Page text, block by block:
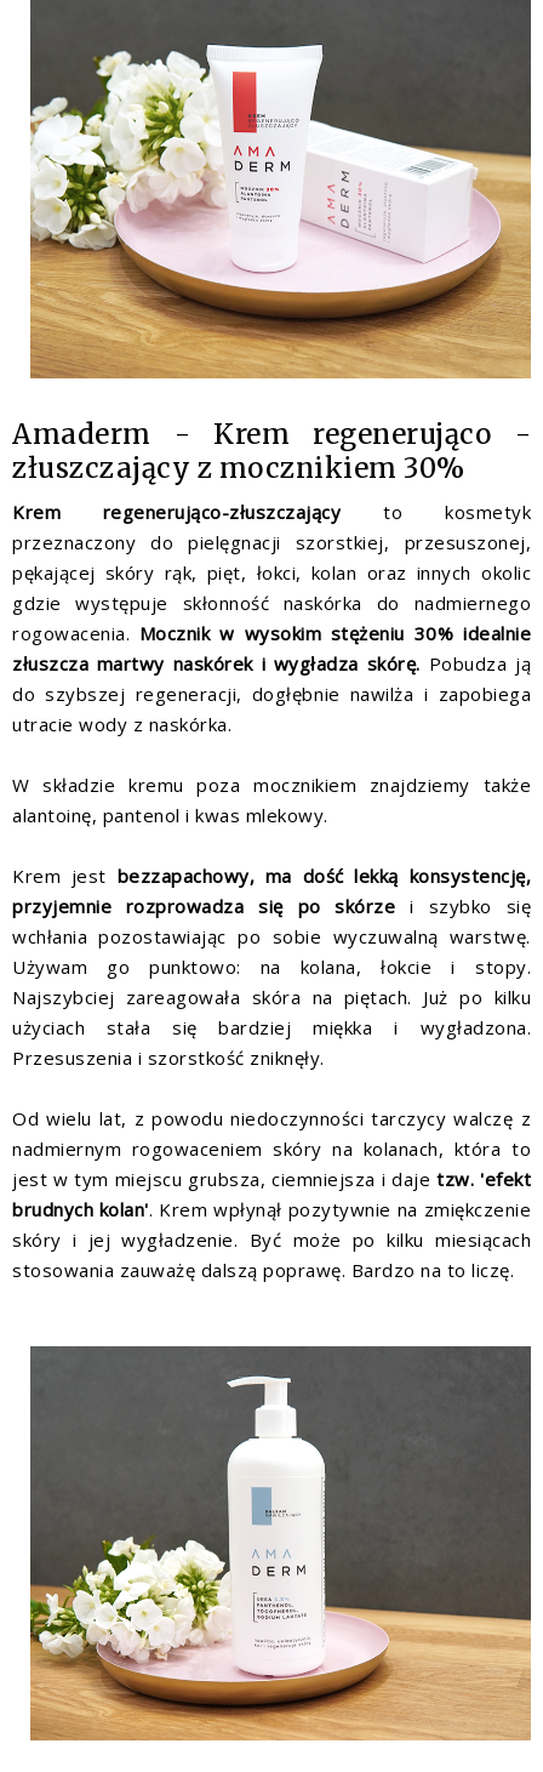
Amaderm - Krem regenerująco -
złuszczający z mocznikiem 30%
Krem regenerująco-złuszczającyto kosmetyk
przeznaczony do pielęgnacji szorstkiej, przesuszonej,
pękającej skóry rąk, pięt, łokci, kolan oraz innych okolic
gdzie występuje skłonność naskórka do nadmiernego
rogowacenia. Mocznik w wysokim stężeniu 30% idealnie
złuszcza martwy naskórek i wygładza skórę. Pobudza ją
do szybszej regeneracji, dogłębnie nawilża i zapobiega
utracie wody z naskórka.
W składzie kremu poza mocznikiem znajdziemy także
alantoinę, pantenol i kwas mlekowy.
Krem jest bezzapachowy, ma dość lekką konsystencję,
przyjemnie rozprowadza się po skórze i szybko się
wchłania pozostawiając po sobie wyczuwalną warstwę.
Używam go punktowo: na kolana, łokcie i stopy.
Najszybciej zareagowała skóra na piętach. Już po kilku
użyciach stała się bardziej miękka i wygładzona.
Przesuszenia i szorstkość zniknęły.
Od wielu lat, z powodu niedoczynności tarczycy walczę z
nadmiernym rogowaceniem skóry na kolanach, która to
jest w tym miejscu grubsza, ciemniejsza i dajetzw. 'efekt
brudnych kolan'. Krem wpłynął pozytywnie na zmiękczenie
skóry i jej wygładzenie. Być może po kilku miesiącach
stosowania zauważę dalszą poprawę. Bardzo na to liczę.